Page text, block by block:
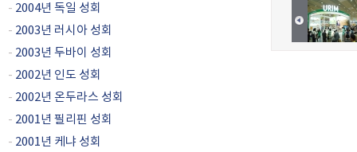
- 2004년 독일 성회
- 2003년 러시아 성회
- 2003년 두바이 성회
- 2002년 인도 성회
- 2002년 온두라스 성회
- 2001년 필리핀 성회
- 2001년 케냐 성회